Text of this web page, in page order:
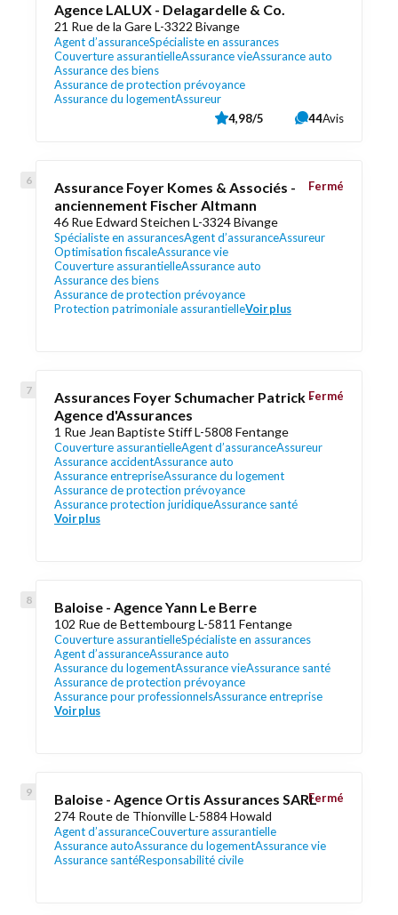
Agence LALUX - Delagardelle & Co.
21 Rue de la Gare L-3322 Bivange
Agent d’assuranceSpécialiste en assurances
Couverture assurantielleAssurance vieAssurance auto
Assurance des biens
Assurance de protection prévoyance
Assurance du logementAssureur
4,98/5 44Avis
Assurance Foyer Komes & Associés -
anciennement Fischer Altmann
46 Rue Edward Steichen L-3324 Bivange
Spécialiste en assurancesAgent d’assuranceAssureur
Optimisation fiscaleAssurance vie
Couverture assurantielleAssurance auto
Assurance des biens
Assurance de protection prévoyance
Protection patrimoniale assurantielleVoir plus
Fermé
Assurances Foyer Schumacher Patrick -
Agence d'Assurances
1 Rue Jean Baptiste Stiff L-5808 Fentange
Couverture assurantielleAgent d’assuranceAssureur
Assurance accidentAssurance auto
Assurance entrepriseAssurance du logement
Assurance de protection prévoyance
Assurance protection juridiqueAssurance santé
Voir plus
Fermé
Baloise - Agence Yann Le Berre
102 Rue de Bettembourg L-5811 Fentange
Couverture assurantielleSpécialiste en assurances
Agent d’assuranceAssurance auto
Assurance du logementAssurance vieAssurance santé
Assurance de protection prévoyance
Assurance pour professionnelsAssurance entreprise
Voir plus
Baloise - Agence Ortis Assurances SARL
274 Route de Thionville L-5884 Howald
Agent d’assuranceCouverture assurantielle
Assurance autoAssurance du logementAssurance vie
Assurance santéResponsabilité civile
Fermé